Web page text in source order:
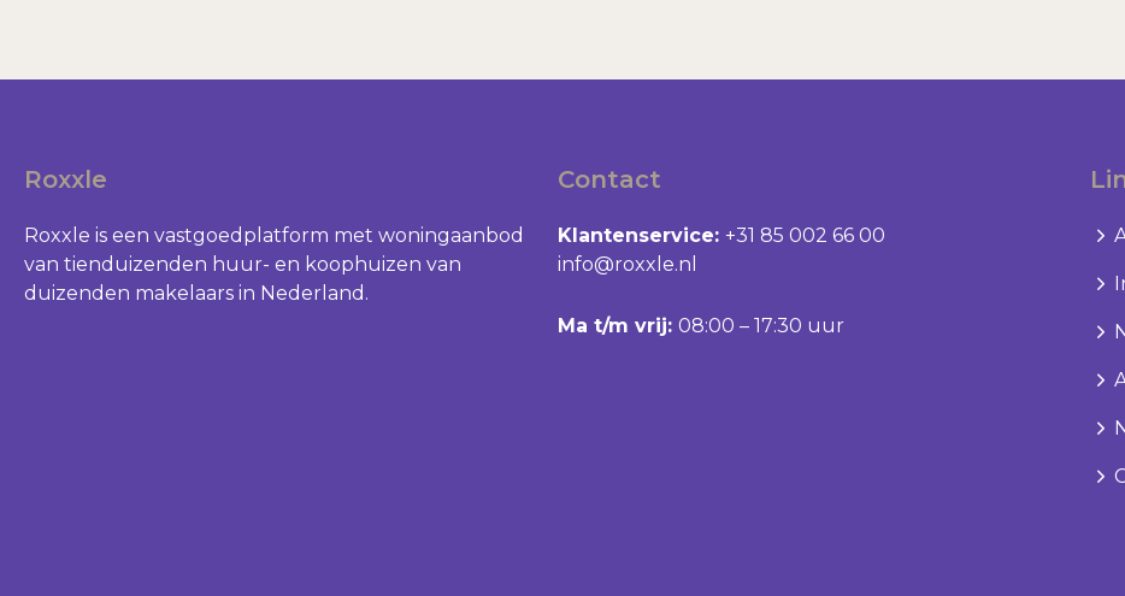
Roxxle
Roxxle is een vastgoedplatform met woningaanbod
van tienduizenden huur- en koophuizen van
duizenden makelaars in Nederland.
Contact
Klantenservice: +31 85 002 66 00
info@roxxle.nl
Ma t/m vrij: 08:00 – 17:30 uur